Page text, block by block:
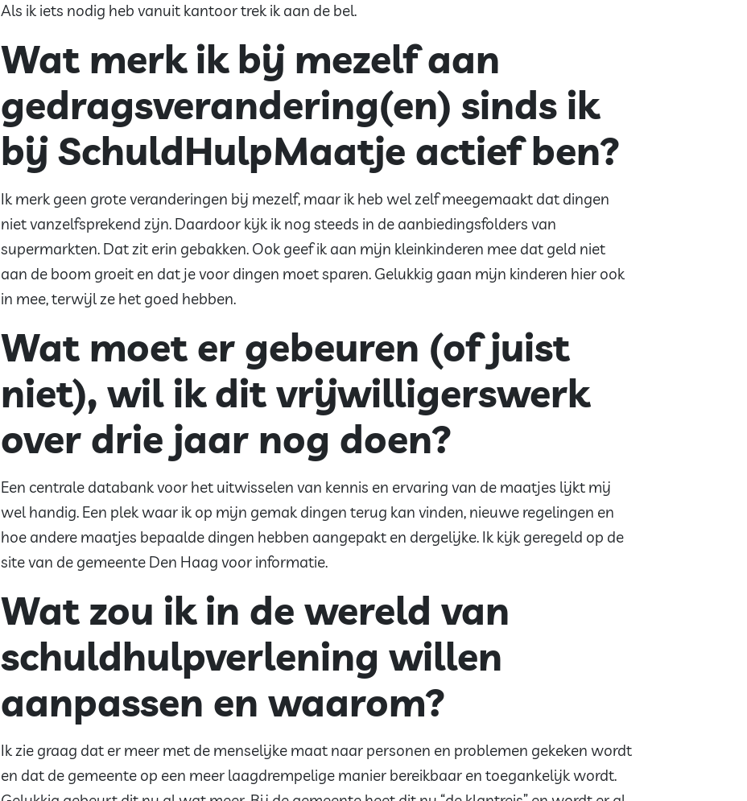
Als ik iets nodig heb vanuit kantoor trek ik aan de bel.
Wat merk ik bij mezelf aan
gedragsverandering(en) sinds ik
bij SchuldHulpMaatje actief ben?
Ik merk geen grote veranderingen bij mezelf, maar ik heb wel zelf meegemaakt dat dingen
niet vanzelfsprekend zijn. Daardoor kijk ik nog steeds in de aanbiedingsfolders van
supermarkten. Dat zit erin gebakken. Ook geef ik aan mijn kleinkinderen mee dat geld niet
aan de boom groeit en dat je voor dingen moet sparen. Gelukkig gaan mijn kinderen hier ook
in mee, terwijl ze het goed hebben.
Wat moet er gebeuren (of juist
niet), wil ik dit vrijwilligerswerk
over drie jaar nog doen?
Een centrale databank voor het uitwisselen van kennis en ervaring van de maatjes lijkt mij
wel handig. Een plek waar ik op mijn gemak dingen terug kan vinden, nieuwe regelingen en
hoe andere maatjes bepaalde dingen hebben aangepakt en dergelijke. Ik kijk geregeld op de
site van de gemeente Den Haag voor informatie.
Wat zou ik in de wereld van
schuldhulpverlening willen
aanpassen en waarom?
Ik zie graag dat er meer met de menselijke maat naar personen en problemen gekeken wordt
en dat de gemeente op een meer laagdrempelige manier bereikbaar en toegankelijk wordt.